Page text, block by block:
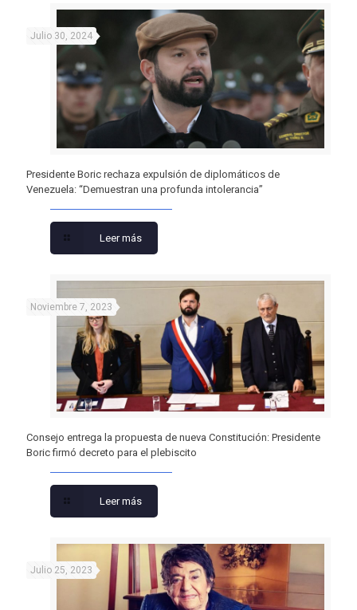
Julio 30, 2024
Presidente Boric rechaza expulsión de diplomáticos de
Venezuela: “Demuestran una profunda intolerancia”
Leer más
Noviembre 7, 2023
Consejo entrega la propuesta de nueva Constitución: Presidente
Boric firmó decreto para el plebiscito
Leer más
Julio 25, 2023